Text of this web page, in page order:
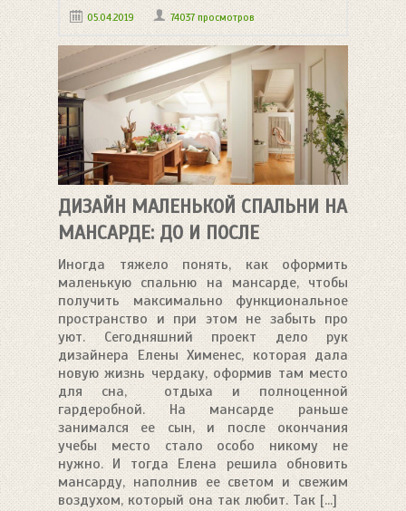
05.04.2019 74037 просмотров
ДИЗАЙН МАЛЕНЬКОЙ СПАЛЬНИ НА
МАНСАРДЕ: ДО И ПОСЛЕ
Иногда тяжело понять, как оформить
маленькую спальню на мансарде, чтобы
получить максимально функциональное
пространство и при этом не забыть про
уют. Сегодняшний проект дело рук
дизайнера Елены Хименес, которая дала
новую жизнь чердаку, оформив там место
для сна, отдыха и полноценной
гардеробной. На мансарде раньше
занимался ее сын, и после окончания
учебы место стало особо никому не
нужно. И тогда Елена решила обновить
мансарду, наполнив ее светом и свежим
воздухом, который она так любит. Так [...]